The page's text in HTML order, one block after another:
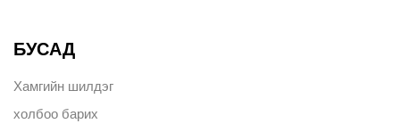
БУСАД
Хамгийн шилдэг
холбоо барих